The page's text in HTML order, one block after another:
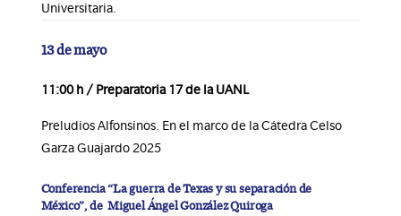
Universitaria.
13 de mayo
11:00 h / Preparatoria 17 de la UANL
Preludios Alfonsinos. En el marco de la Cátedra Celso
Garza Guajardo 2025
Conferencia “La guerra de Texas y su separación de
México”, de Miguel Ángel González Quiroga